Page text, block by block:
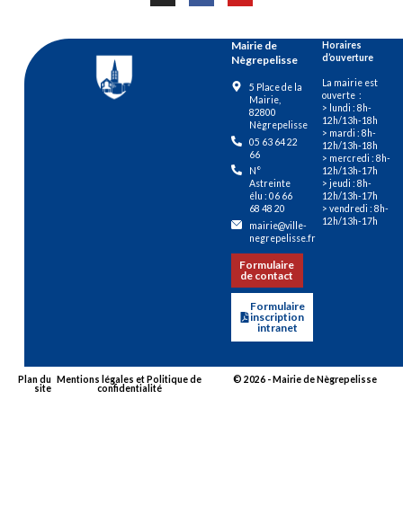
Mairie de
Nègrepelisse
5 Place de la
Mairie,
82800
Nègrepelisse
05 63 64 22
66
N°
Astreinte
élu : 06 66
68 48 20
mairie@ville-
negrepelisse.fr
Formulaire
de contact
Formulaire
inscription
intranet
Horaires
d’ouverture
La mairie est
ouverte :
> lundi : 8h-
12h/13h-18h
> mardi : 8h-
12h/13h-18h
> mercredi : 8h-
12h/13h-17h
> jeudi : 8h-
12h/13h-17h
> vendredi : 8h-
12h/13h-17h
Plan du
site
Mentions légales et Politique de
confidentialité
© 2026 - Mairie de Nègrepelisse